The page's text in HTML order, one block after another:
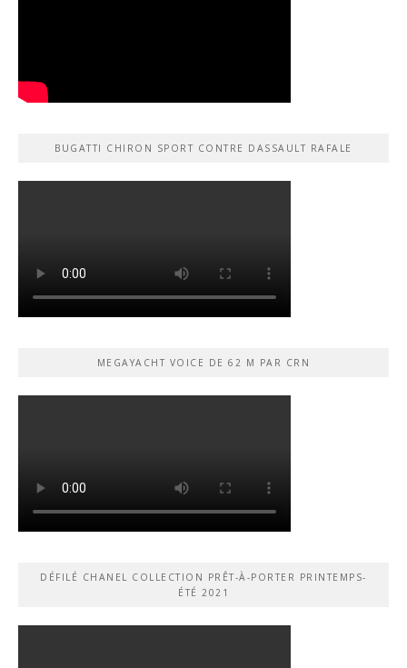
BUGATTI CHIRON SPORT CONTRE DASSAULT RAFALE
MEGAYACHT VOICE DE 62 M PAR CRN
DÉFILÉ CHANEL COLLECTION PRÊT-À-PORTER PRINTEMPS-
ÉTÉ 2021